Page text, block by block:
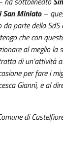
San Miniato–
parte della SdS
che con
al meglio la
di un’attività
per fare i
Giannì, e al
di